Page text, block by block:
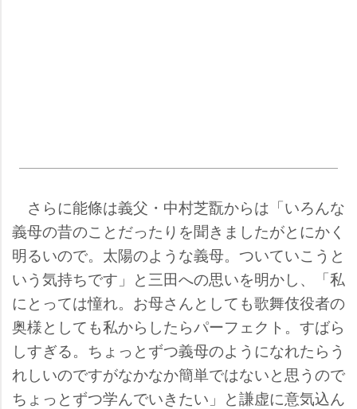
さらに能條は義父・中村芝翫からは「いろんな
義母の昔のことだったりを聞きましたがとにかく
明るいので。太陽のような義母。ついていこうと
いう気持ちです」と三田への思いを明かし、「私
にとっては憧れ。お母さんとしても歌舞伎役者の
奥様としても私からしたらパーフェクト。すばら
しすぎる。ちょっとずつ義母のようになれたらう
れしいのですがなかなか簡単ではないと思うので
ちょっとずつ学んでいきたい」と謙虚に意気込ん